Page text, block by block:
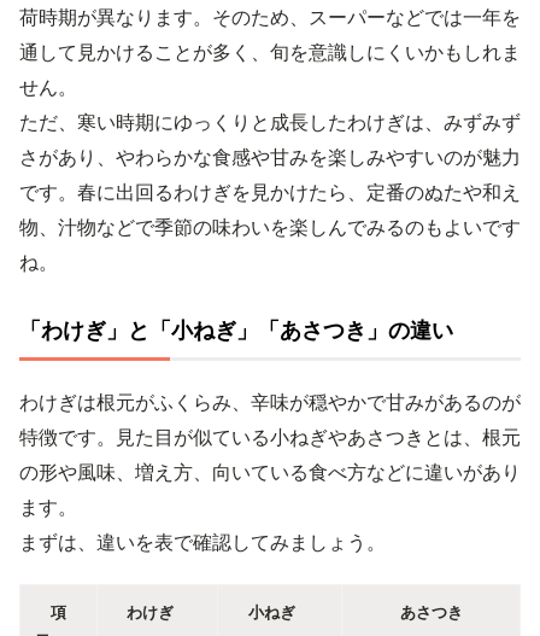
荷時期が異なります。そのため、スーパーなどでは一年を
通して見かけることが多く、旬を意識しにくいかもしれま
せん。
ただ、寒い時期にゆっくりと成長したわけぎは、みずみず
さがあり、やわらかな食感や甘みを楽しみやすいのが魅力
です。春に出回るわけぎを見かけたら、定番のぬたや和え
物、汁物などで季節の味わいを楽しんでみるのもよいです
ね。
「わけぎ」と「小ねぎ」「あさつき」の違い
わけぎは根元がふくらみ、辛味が穏やかで甘みがあるのが
特徴です。見た目が似ている小ねぎやあさつきとは、根元
の形や風味、増え方、向いている食べ方などに違いがあり
ます。
まずは、違いを表で確認してみましょう。
項
わけぎ 小ねぎ あさつき